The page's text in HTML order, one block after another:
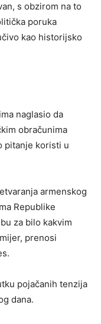
s obzirom na to
poruka
kao historijsko
naglasio da
obračunima
pitanje koristi u
armenskog
Republike
za bilo kakvim
prenosi
pojačanih tenzija
dana.